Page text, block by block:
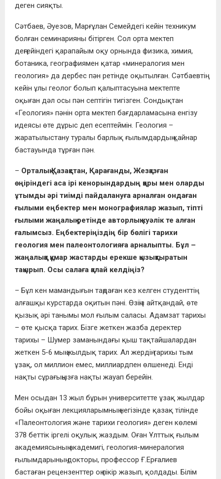
деген сияқты.
Сәтбаев, Әуезов, Марғұлан Семейдегі кейін техникум
болған семинарияны бітірген. Сол орта мектеп
деңгейіндегі қарапайым оқу орнында физика, химия,
ботаника, географиямен қатар «минералогия мен
геология» да дербес пән ретінде оқытылған. Сәтбаевтің
кейін ұлы геолог болып қалыптасуына мектепте
оқыған дәл осы пән септігін тигізген. Сондықтан
«Геология» пәнін орта мектеп бағдарламасына енгізу
идеясы өте дұрыс деп есептеймін. Геология –
жаратылыстану туралы барлық ғылымдардың қайнар
бастауында тұрған пән.
– Орталық Қазақстан, Қарағанды, Жезқазған
өңіріндегі аса ірі кенорындардың қоры мен оларды
ұтымды әрі тиімді пайдалануға арналған ондаған
ғылыми еңбектер мен монографиялар жазып, тіпті
ғылыми жаңалық ретінде авторлық куәлік те алған
ғалымсыз. Еңбектеріңіздің бір бөлігі тарихи
геология мен палеонтологияға арналыпты. Бұл –
жаңалыққа құмар жастарды ерекше қызықтыратын
тақырып. Осы салаға қалай келдіңіз?
– Бұл кен мамандығын таңдаған кез келген студенттің
алғашқы курстарда оқитын пәні. Өзіңіз айтқандай, өте
қызық әрі танымы мол ғылым саласы. Адамзат тарихы
– өте қысқа тарих. Бізге жеткен жазба деректер
тарихы – Шумер заманындағы қыш тақтайшалардан
жеткен 5-6 мың жылдық тарих. Ал жердің тарихы тым
ұзақ, ол миллион емес, миллиардпен өлшенеді. Енді
нақты сұрағыңызға нақты жауап берейін.
Мен осыдан 13 жыл бұрын университетте ұзақ жылдар
бойы оқыған лекцияларымның негізінде қазақ тілінде
«Палеонтология және тарихи геология» деген көлемі
378 беттік іргелі оқулық жаздым. Оған Ұлттық ғылым
академиясының академигі, геология-минералогия
ғылымдарының докторы, профессор Ғ.Ерғалиев
бастаған рецензенттер оң пікір жазып, қолдады. Білім